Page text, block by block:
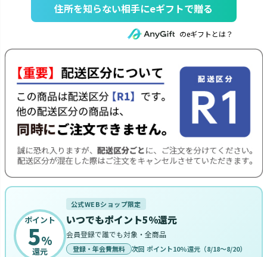
住所を知らない相手にeギフトで贈る
のeギフトとは？
ポイント
5%
還元
公式WEBショップ限定
いつでもポイント5%還元
会員登録で誰でも対象・全商品
登録・年会費無料 次回 ポイント10%還元（8/18〜8/20）